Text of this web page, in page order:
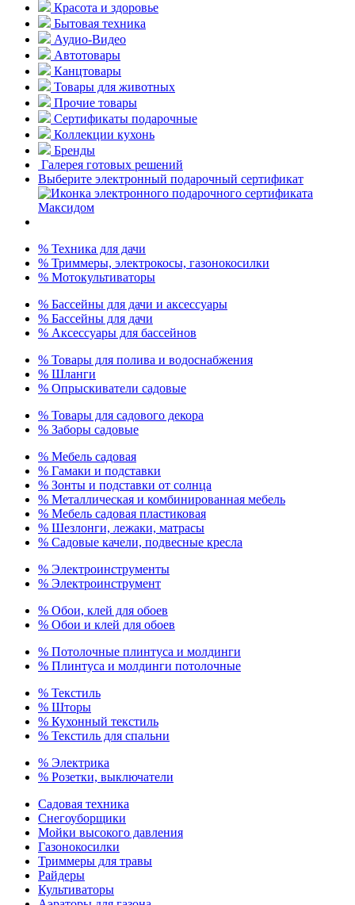
Красота и здоровье
Бытовая техника
Аудио-Видео
Автотовары
Канцтовары
Товары для животных
Прочие товары
Сертификаты подарочные
Коллекции кухонь
Бренды
Галерея готовых решений
Выберите электронный подарочный сертификат
% Техника для дачи
% Триммеры, электрокосы, газонокосилки
% Мотокультиваторы
% Бассейны для дачи и аксессуары
% Бассейны для дачи
% Аксессуары для бассейнов
% Товары для полива и водоснабжения
% Шланги
% Опрыскиватели садовые
% Товары для садового декора
% Заборы садовые
% Мебель садовая
% Гамаки и подставки
% Зонты и подставки от солнца
% Металлическая и комбинированная мебель
% Мебель садовая пластиковая
% Шезлонги, лежаки, матрасы
% Садовые качели, подвесные кресла
% Электроинструменты
% Электроинструмент
% Обои, клей для обоев
% Обои и клей для обоев
% Потолочные плинтуса и молдинги
% Плинтуса и молдинги потолочные
% Текстиль
% Шторы
% Кухонный текстиль
% Текстиль для спальни
% Электрика
% Розетки, выключатели
Садовая техника
Снегоуборщики
Мойки высокого давления
Газонокосилки
Триммеры для травы
Райдеры
Культиваторы